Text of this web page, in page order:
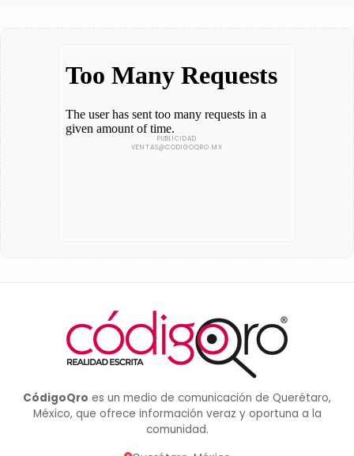
CódigoQro es un medio de comunicación de Querétaro,
México, que ofrece información veraz y oportuna a la
comunidad.